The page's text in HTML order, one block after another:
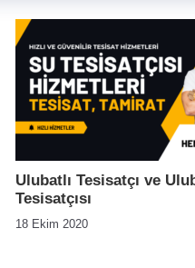
Ulubatlı Tesisatçı ve
Tesisatçısı
18 Ekim 2020